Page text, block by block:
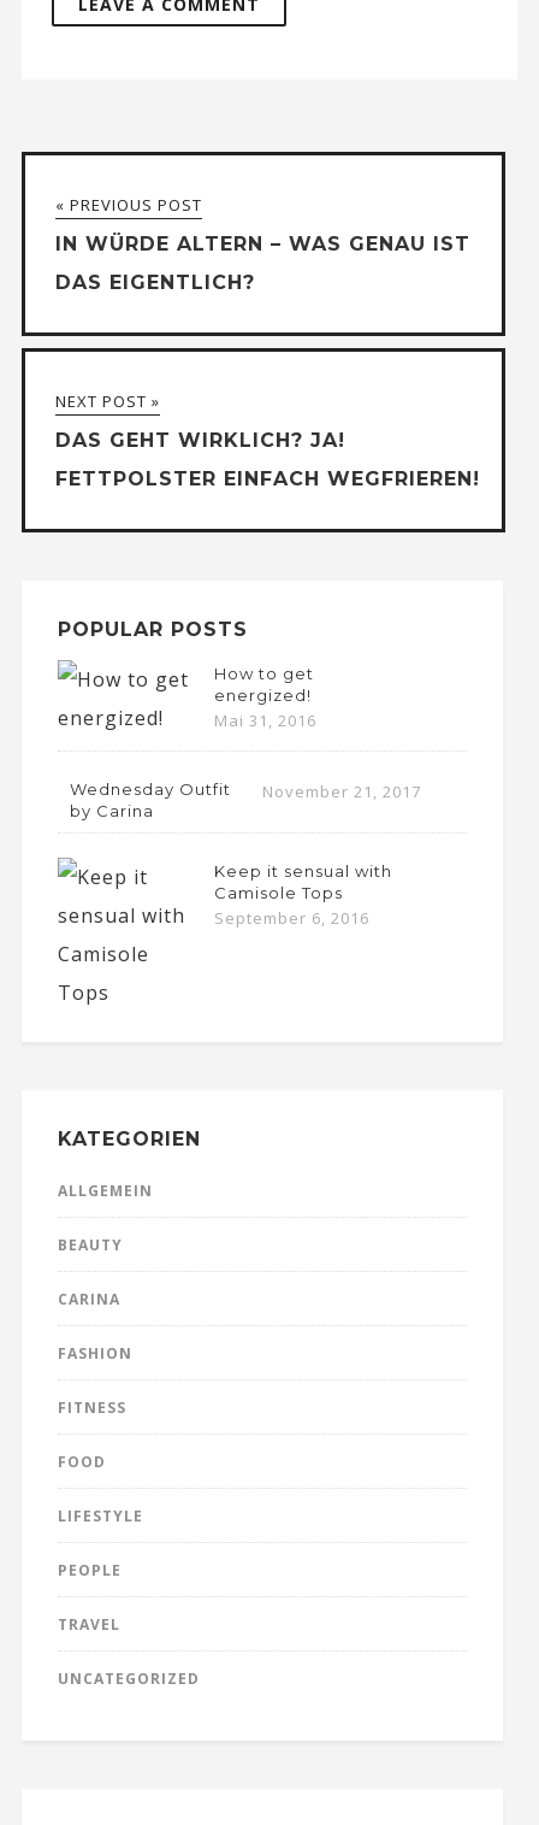
« PREVIOUS POST
IN WÜRDE ALTERN – WAS GENAU IST
DAS EIGENTLICH?
NEXT POST »
DAS GEHT WIRKLICH? JA!
FETTPOLSTER EINFACH WEGFRIEREN!
POPULAR POSTS
How to get
energized!
Mai 31, 2016
Wednesday Outfit
by Carina
November 21, 2017
Keep it sensual with
Camisole Tops
September 6, 2016
KATEGORIEN
ALLGEMEIN
BEAUTY
CARINA
FASHION
FITNESS
FOOD
LIFESTYLE
PEOPLE
TRAVEL
UNCATEGORIZED